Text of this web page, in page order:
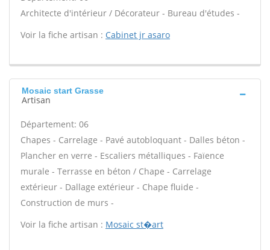
Architecte d'intérieur / Décorateur - Bureau d'études -
Voir la fiche artisan : Cabinet jr asaro
Mosaic start Grasse
Artisan
Département: 06
Chapes - Carrelage - Pavé autobloquant - Dalles béton -
Plancher en verre - Escaliers métalliques - Faïence
murale - Terrasse en béton / Chape - Carrelage
extérieur - Dallage extérieur - Chape fluide -
Construction de murs -
Voir la fiche artisan : Mosaic st�art